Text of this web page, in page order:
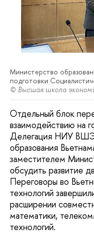
Министерство
подготовки
© Высшая школа
Отдельный блок
взаимодействию на
Делегация НИУ ВШЭ
образования
заместителем
обсудить развитие
Переговоры во
технологий
расширении
математики,
технологий.